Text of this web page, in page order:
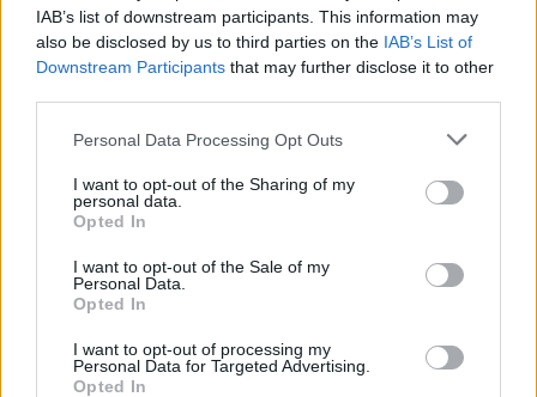
IAB’s list of downstream participants. This information may
also be disclosed by us to third parties on the IAB’s List of
Downstream Participants that may further disclose it to other
Personal Data Processing Opt Outs
I want to opt-out of the Sharing of my
personal data.
Opted In
I want to opt-out of the Sale of my
Personal Data.
Opted In
I want to opt-out of processing my
Personal Data for Targeted Advertising.
Opted In